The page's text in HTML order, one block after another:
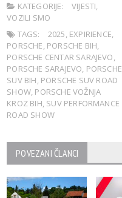
KATEGORIJE: VIJESTI,
VOZILI SMO
TAGS:
2025, EXPIRIENCE,
PORSCHE, PORSCHE BIH,
PORSCHE CENTAR SARAJEVO,
PORSCHE SARAJEVO, PORSCHE
SUV BIH, PORSCHE SUV ROAD
SHOW, PORSCHE VOŽNJA
KROZ BIH, SUV PERFORMANCE
ROAD SHOW
POVEZANI ČLANCI